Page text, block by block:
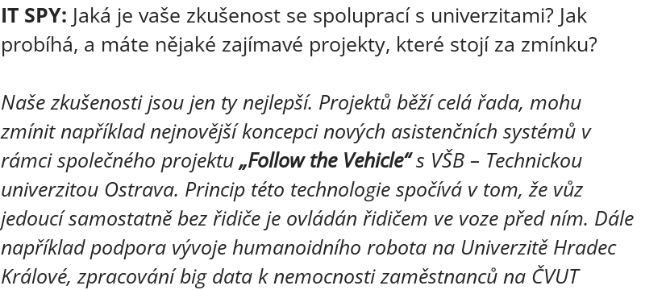
IT SPY: Jaká je vaše zkušenost se spoluprací s univerzitami? Jak
probíhá, a máte nějaké zajímavé projekty, které stojí za zmínku?
Naše zkušenosti jsou jen ty nejlepší. Projektů běží celá řada, mohu
zmínit například nejnovější koncepci nových asistenčních systémů v
rámci společného projektu „Follow the Vehicle“s VŠB – Technickou
univerzitou Ostrava. Princip této technologie spočívá v tom, že vůz
jedoucí samostatně bez řidiče je ovládán řidičem ve voze před ním. Dále
například podpora vývoje humanoidního robota na Univerzitě Hradec
Králové, zpracování big data k nemocnosti zaměstnanců na ČVUT